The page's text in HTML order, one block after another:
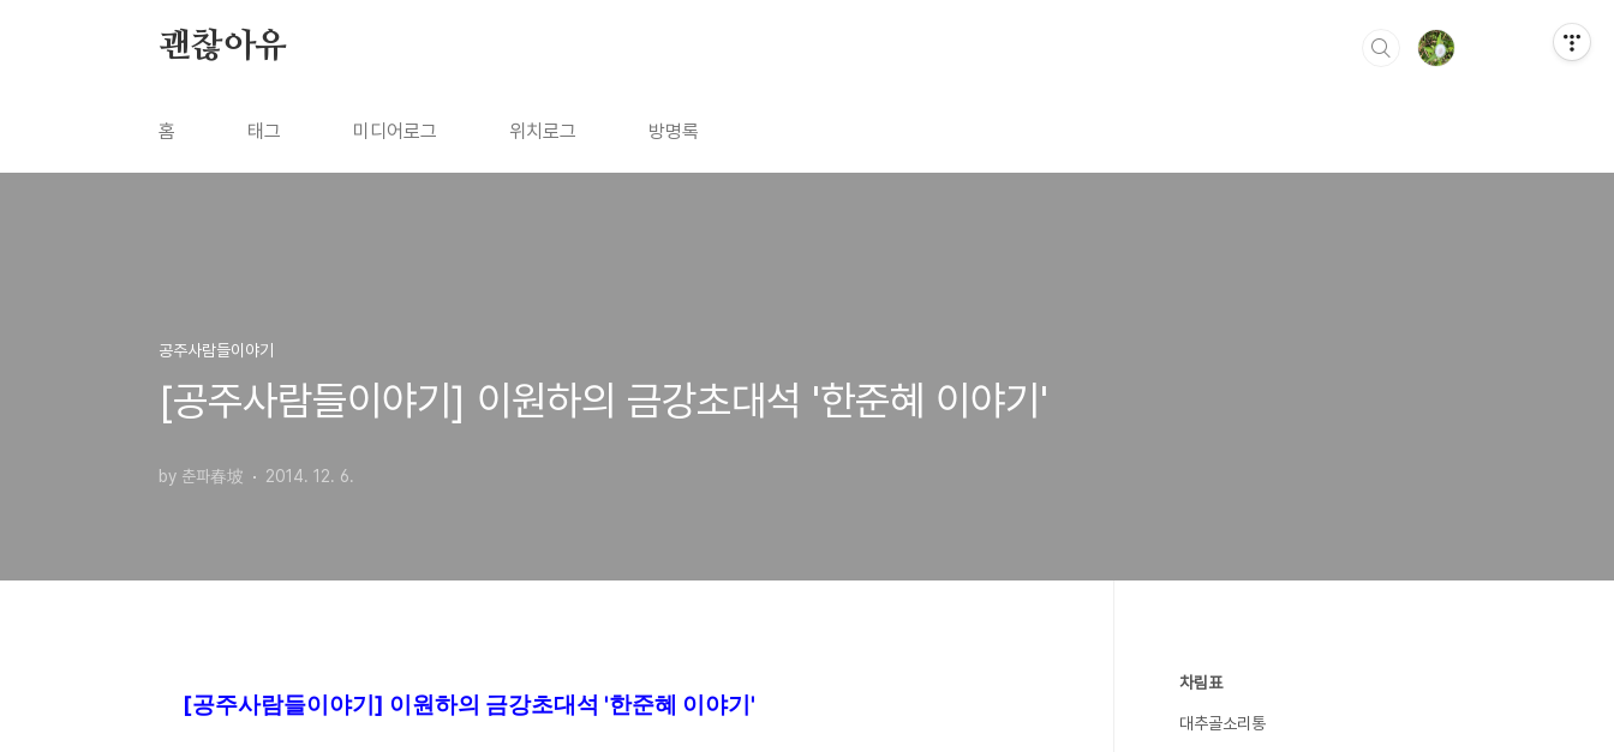
괜찮아유
홈 태그 미디어로그 위치로그 방명록
공주사람들이야기
[공주사람들이야기] 이원하의 금강초대석 '한준혜 이야기'
by 춘파春坡 2014. 12. 6.
[공주사람들이야기] 이원하의 금강초대석 '한준혜 이야기'
차림표
대추골소리통